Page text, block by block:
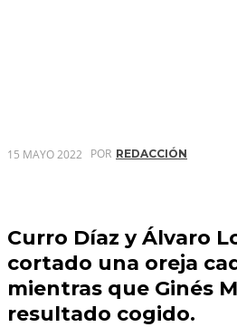
15 MAYO 2022 POR REDACCIÓN
Curro Díaz y Álvaro
cortado una oreja
mientras que Ginés
resultado cogido.